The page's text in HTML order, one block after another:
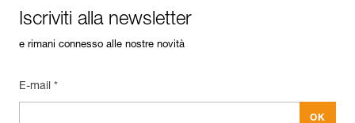
Iscriviti alla newsletter
e rimani connesso alle nostre novità
E-mail *